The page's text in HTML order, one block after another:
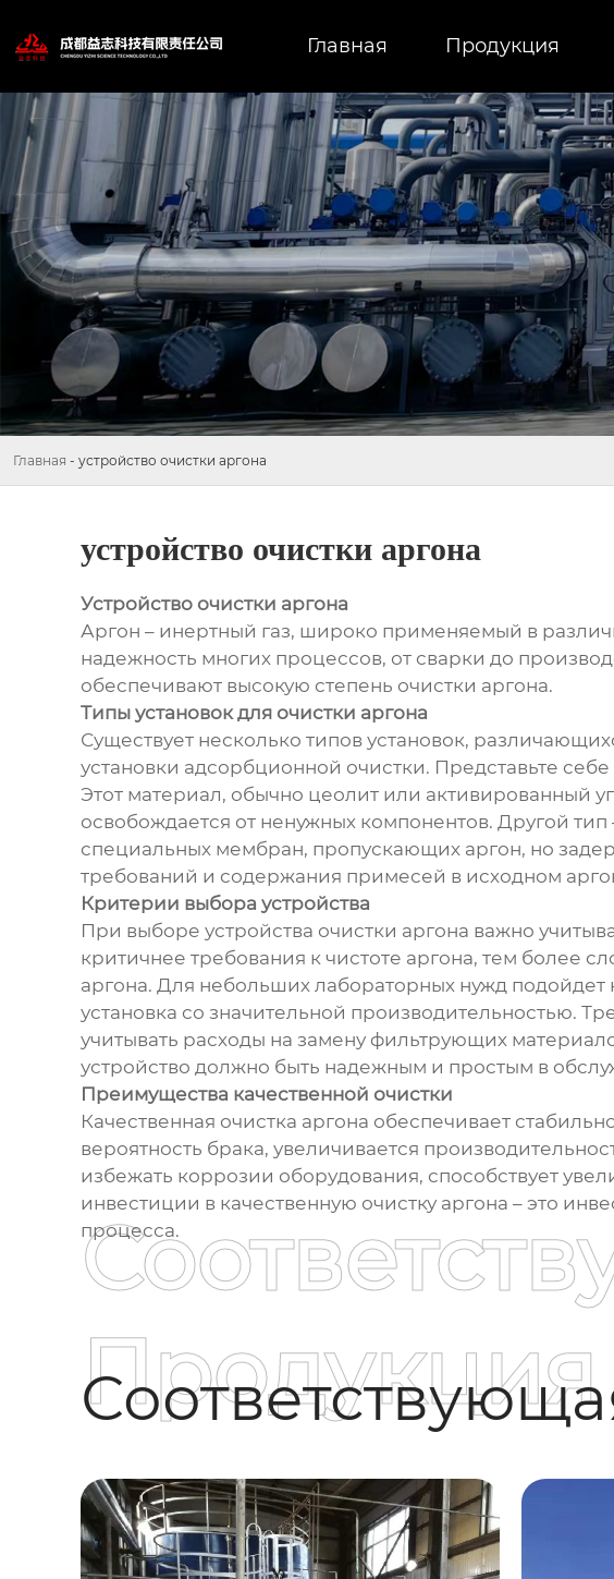
Главная Продукция
Главная - устройство очистки аргона
устройство очистки аргона
Устройство очистки аргона
Аргон – инертный газ, широко применяемый в
надежность многих процессов, от сварки до
обеспечивают высокую степень очистки аргона.
Типы установок для очистки аргона
Существует несколько типов установок,
установки адсорбционной очистки. Представьте
Этот материал, обычно цеолит или активированный
освобождается от ненужных компонентов. Другой
специальных мембран, пропускающих аргон, но
требований и содержания примесей в исходном
Критерии выбора устройства
При выборе устройства очистки аргона важно
критичнее требования к чистоте аргона, тем более
аргона. Для небольших лабораторных нужд
установка со значительной производительностью.
учитывать расходы на замену фильтрующих
устройство должно быть надежным и простым в
Преимущества качественной очистки
Качественная очистка аргона обеспечивает
вероятность брака, увеличивается
избежать коррозии оборудования, способствует
инвестиции в качественную очистку аргона – это
процесса.
Продукция